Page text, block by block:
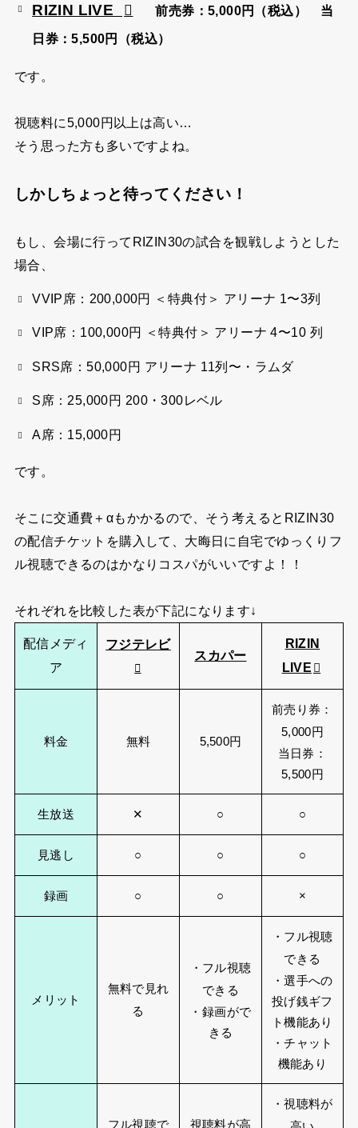
RIZIN LIVE 前売券：5,000円（税込） 当
日券：5,500円（税込）
です。
視聴料に5,000円以上は高い…
そう思った方も多いですよね。
しかしちょっと待ってください！
もし、会場に行ってRIZIN30の試合を観戦しようとした
場合、
VVIP席：200,000円 ＜特典付＞ アリーナ 1〜3列
VIP席：100,000円 ＜特典付＞ アリーナ 4〜10 列
SRS席：50,000円 アリーナ 11列〜・ラムダ
S席：25,000円 200・300レベル
A席：15,000円
です。
そこに交通費＋αもかかるので、そう考えるとRIZIN30
の配信チケットを購入して、大晦日に自宅でゆっくりフ
ル視聴できるのはかなりコスパがいいですよ！！
それぞれを比較した表が下記になります↓
配信メディ
ア
フジテレビ
スカパー
RIZIN
LIVE
料金 無料 5,500円
前売り券：
5,000円
当日券：
5,500円
生放送 ✕ ○ ○
見逃し ○ ○ ○
録画 ○ ○ ×
メリット
無料で見れ
る
・フル視聴
できる
・録画がで
きる
・フル視聴
できる
・選手への
投げ銭ギフ
ト機能あり
・チャット
機能あり
フル視聴で 視聴料が高
・視聴料が